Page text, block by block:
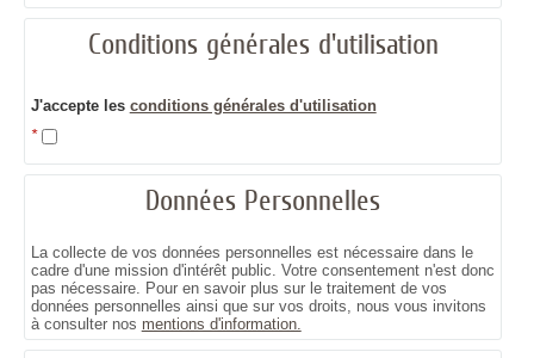
Conditions générales d'utilisation
J'accepte les conditions générales d'utilisation
*
Données Personnelles
La collecte de vos données personnelles est nécessaire dans le
cadre d'une mission d'intérêt public. Votre consentement n'est donc
pas nécessaire. Pour en savoir plus sur le traitement de vos
données personnelles ainsi que sur vos droits, nous vous invitons
à consulter nos mentions d'information.